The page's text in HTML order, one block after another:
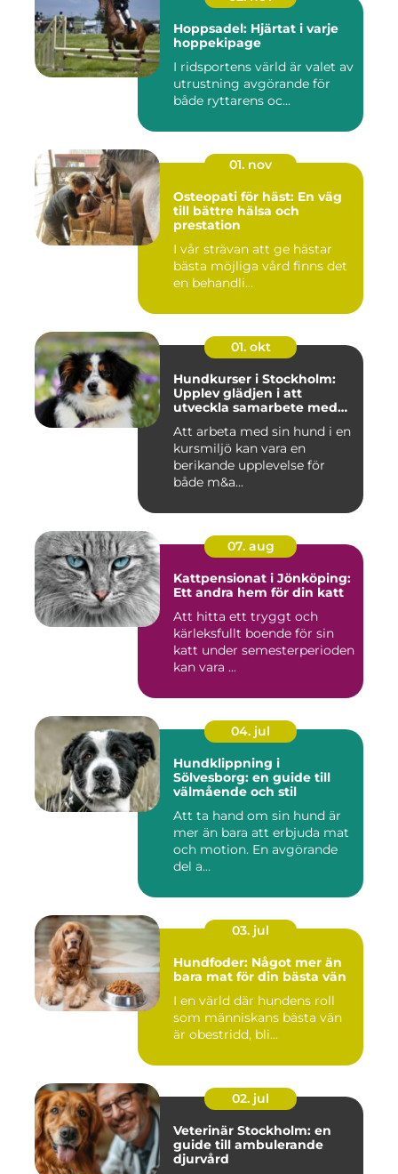
Hoppsadel: Hjärtat i varje
hoppekipage
I ridsportens värld är valet av
utrustning avgörande för
både ryttarens oc...
01. nov
Osteopati för häst: En väg
till bättre hälsa och
prestation
I vår strävan att ge hästar
bästa möjliga vård finns det
en behandli...
01. okt
Hundkurser i Stockholm:
Upplev glädjen i att
utveckla samarbete med
Att arbeta med sin hund i en
kursmiljö kan vara en
berikande upplevelse för
både m&a...
07. aug
Kattpensionat i Jönköping:
Ett andra hem för din katt
Att hitta ett tryggt och
kärleksfullt boende för sin
katt under semesterperioden
kan vara ...
04. jul
Hundklippning i
Sölvesborg: en guide till
välmående och stil
Att ta hand om sin hund är
mer än bara att erbjuda mat
och motion. En avgörande
del a...
03. jul
Hundfoder: Något mer än
bara mat för din bästa vän
I en värld där hundens roll
som människans bästa vän
är obestridd, bli...
02. jul
Veterinär Stockholm: en
guide till ambulerande
djurvård